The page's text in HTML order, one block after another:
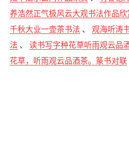
养浩然正气极风云大观书法作品欣
千秋大业一壶茶书法 、观海听涛
法 、读书写字种花草听雨观云品
花草，听雨观云品酒茶。篆书对联